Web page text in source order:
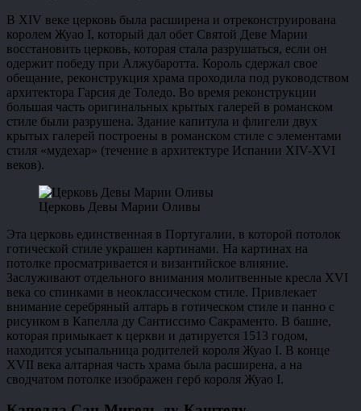
В XIV веке церковь была расширена и отреконструирована
королем Жуао I, который дал обет Святой Деве Марии
восстановить церковь, которая стала разрушаться, если он
одержит победу при Алжубаротта. Король сдержал свое
обещание, реконструкция храма проходила под руководством
архитектора Гарсия де Толедо. Во время реконструкции
большая часть оригинальных крытых галерей в романском
стиле были разрушена. Здание капитула и флигели двух
крытых галерей построены в романском стиле с элементами
стиля «мудехар» (течение в архитектуре Испании XIV-XVI
веков).
Церковь Девы Марии Оливы
Эта церковь единственная в Португалии, в которой потолок
готической стиле украшен картинами. На картинах на
потолке просматривается и византийское влияние.
Заслуживают отдельного внимания молитвенные кресла XVI
века со спинками в неоклассическом стиле. Привлекает
внимание серебряный алтарь в готическом стиле и панно с
рисунком в Капелла ду Сантиссимо Сакраменто. В башне,
которая примыкает к церкви и датируется 1513 годом,
находится усыпальница родителей короля Жуао I. В конце
XVII века алтарная часть храма была расширена, а на
сводчатом потолке изображен герб короля Жуао I.